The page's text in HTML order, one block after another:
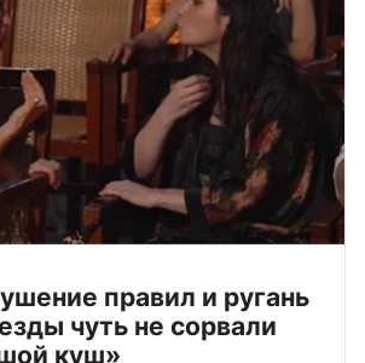
правил и ругань
чуть не сорвали
куш»